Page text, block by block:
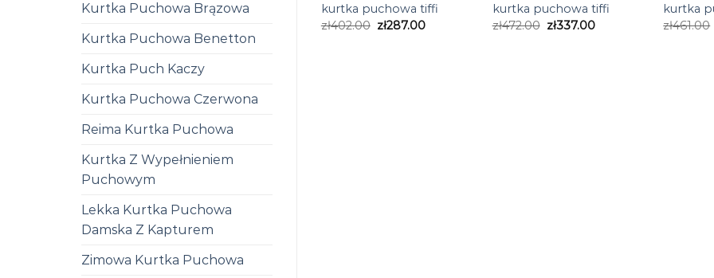
Kurtka Puchowa Brązowa
Kurtka Puchowa Benetton
Kurtka Puch Kaczy
Kurtka Puchowa Czerwona
Reima Kurtka Puchowa
Kurtka Z Wypełnieniem
Puchowym
Lekka Kurtka Puchowa
Damska Z Kapturem
Zimowa Kurtka Puchowa
kurtka puchowa tiffi
zł402.00 zł287.00
kurtka puchowa tiffi
zł472.00 zł337.00
kurtka
zł461.00